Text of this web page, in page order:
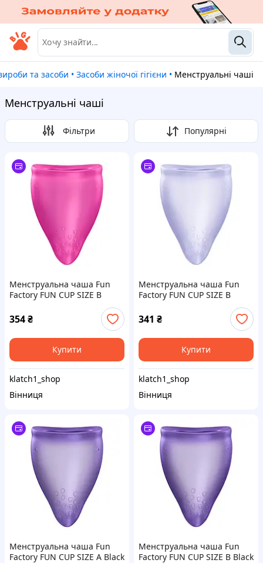
вироби та засоби • Засоби жіночої гігієни • Менструальні чаші
Менструальні чаші
Фільтри Популярні
Менструальна чаша Fun
Factory FUN CUP SIZE B
діаметр 4,3 см, об’єм 30 мл
354₴
Купити
klatch1_shop
Вінниця
Менструальна чаша Fun
Factory FUN CUP SIZE B
діаметр 4,3 см, об’єм 30 мл
341 ₴
Купити
klatch1_shop
Вінниця
Менструальна чаша Fun
Factory FUN CUP SIZE A Black
Менструальна чаша Fun
Factory FUN CUP SIZE B Black